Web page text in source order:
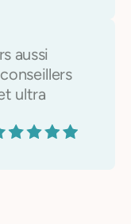
aussi
ultra